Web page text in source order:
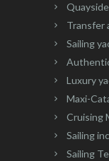
Transfer
Sailing
Luxury
Maxi-
Cruising
Sailing
Sailing